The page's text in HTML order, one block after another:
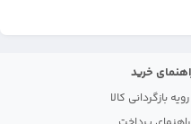
خرید
رویه بازگردانی کالا